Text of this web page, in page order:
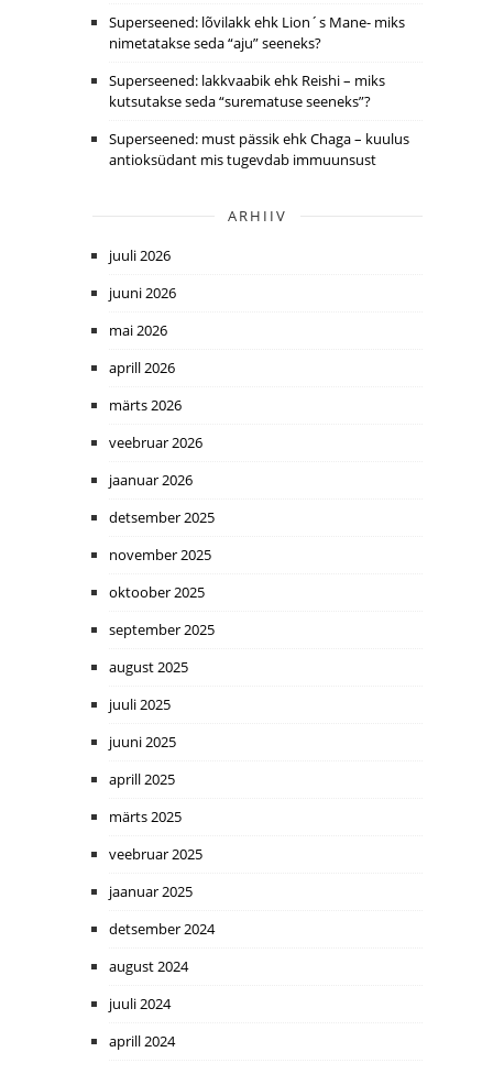
Superseened: lõvilakk ehk Lion´s Mane- miks
nimetatakse seda “aju” seeneks?
Superseened: lakkvaabik ehk Reishi – miks
kutsutakse seda “surematuse seeneks”?
Superseened: must pässik ehk Chaga – kuulus
antioksüdant mis tugevdab immuunsust
ARHIIV
juuli 2026
juuni 2026
mai 2026
aprill 2026
märts 2026
veebruar 2026
jaanuar 2026
detsember 2025
november 2025
oktoober 2025
september 2025
august 2025
juuli 2025
juuni 2025
aprill 2025
märts 2025
veebruar 2025
jaanuar 2025
detsember 2024
august 2024
juuli 2024
aprill 2024